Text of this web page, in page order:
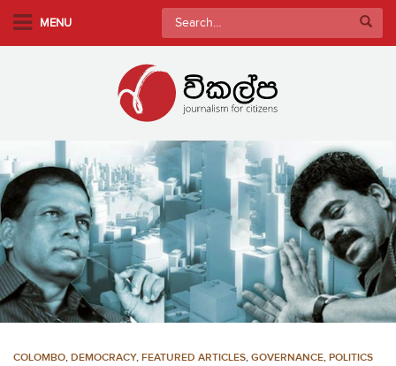
a
i
n
c
o
n
t
e
MENU
Search
for:
COLOMBO, DEMOCRACY, FEATURED ARTICLES, GOVERNANCE, POLITICS